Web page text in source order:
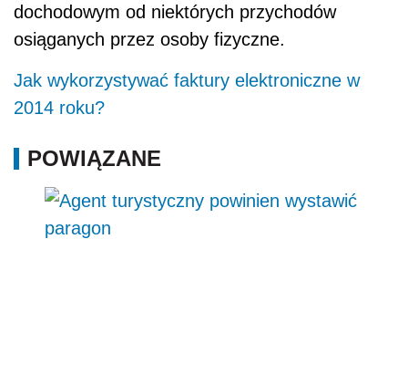
dochodowym od niektórych przychodów
osiąganych przez osoby fizyczne.
Jak wykorzystywać faktury elektroniczne w
2014 roku?
POWIĄZANE